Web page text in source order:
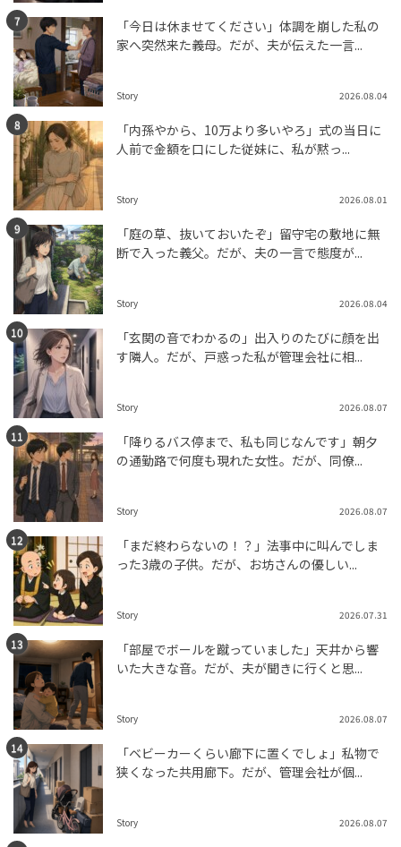
「今日は休ませてください」体調を崩した私の
家へ突然来た義母。だが、夫が伝えた一言...
Story 2026.08.04
「内孫やから、10万より多いやろ」式の当日に
人前で金額を口にした従妹に、私が黙っ...
Story 2026.08.01
「庭の草、抜いておいたぞ」留守宅の敷地に無
断で入った義父。だが、夫の一言で態度が...
Story 2026.08.04
「玄関の音でわかるの」出入りのたびに顔を出
す隣人。だが、戸惑った私が管理会社に相...
Story 2026.08.07
「降りるバス停まで、私も同じなんです」朝夕
の通勤路で何度も現れた女性。だが、同僚...
Story 2026.08.07
「まだ終わらないの！？」法事中に叫んでしま
った3歳の子供。だが、お坊さんの優しい...
Story 2026.07.31
「部屋でボールを蹴っていました」天井から響
いた大きな音。だが、夫が聞きに行くと思...
Story 2026.08.07
「ベビーカーくらい廊下に置くでしょ」私物で
狭くなった共用廊下。だが、管理会社が個...
Story 2026.08.07